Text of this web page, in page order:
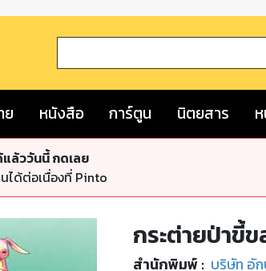
ย หนังสือ การ์ตูน นิตยสาร
แล้ววันนี้ กดเลย
ได้ต่อเนื่องที่ Pinto
กระต่ายป่าขี้
สำนักพิมพ์ : บริษัท อั